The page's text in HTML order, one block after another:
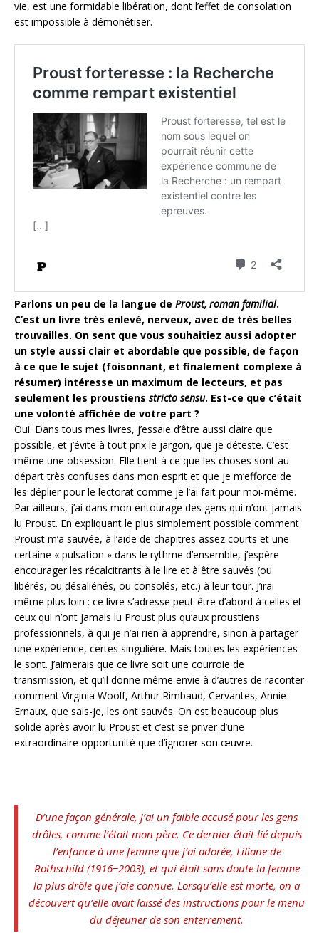
vie, est une formidable libération, dont l’effet de consolation
est impossible à démonétiser.
Parlons un peu de la langue de Proust, roman familial.
C’est un livre très enlevé, nerveux, avec de très belles
trouvailles. On sent que vous souhaitiez aussi adopter
un style aussi clair et abordable que possible, de façon
à ce que le sujet (foisonnant, et finalement complexe à
résumer) intéresse un maximum de lecteurs, et pas
seulement les proustiens stricto sensu. Est-ce que c’était
une volonté affichée de votre part ?
Oui. Dans tous mes livres, j’essaie d’être aussi claire que
possible, et j’évite à tout prix le jargon, que je déteste. C’est
même une obsession. Elle tient à ce que les choses sont au
départ très confuses dans mon esprit et que je m’efforce de
les déplier pour le lectorat comme je l’ai fait pour moi-même.
Par ailleurs, j’ai dans mon entourage des gens qui n’ont jamais
lu Proust. En expliquant le plus simplement possible comment
Proust m’a sauvée, à l’aide de chapitres assez courts et une
certaine « pulsation » dans le rythme d’ensemble, j’espère
encourager les récalcitrants à le lire et à être sauvés (ou
libérés, ou désaliénés, ou consolés, etc.) à leur tour. J’irai
même plus loin : ce livre s’adresse peut-être d’abord à celles et
ceux qui n’ont jamais lu Proust plus qu’aux proustiens
professionnels, à qui je n’ai rien à apprendre, sinon à partager
une expérience, certes singulière. Mais toutes les expériences
le sont. J’aimerais que ce livre soit une courroie de
transmission, et qu’il donne même envie à d’autres de raconter
comment Virginia Woolf, Arthur Rimbaud, Cervantes, Annie
Ernaux, que sais-je, les ont sauvés. On est beaucoup plus
solide après avoir lu Proust et c’est se priver d’une
extraordinaire opportunité que d’ignorer son œuvre.
D’une façon générale, j’ai un faible accusé pour les gens
drôles, comme l’était mon père. Ce dernier était lié depuis
l’enfance à une femme que j’ai adorée, Liliane de
Rothschild (1916−2003), et qui était sans doute la femme
la plus drôle que j’aie connue. Lorsqu’elle est morte, on a
découvert qu’elle avait laissé des instructions pour le menu
du déjeuner de son enterrement.